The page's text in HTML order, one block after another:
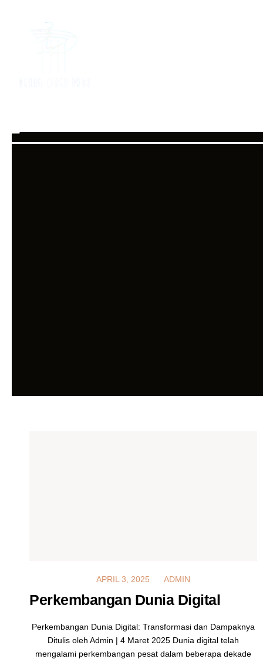
MARCH 4, 2025
APRIL 3, 2025 ADMIN
Perkembangan Dunia Digital
Perkembangan Dunia Digital: Transformasi dan Dampaknya
Ditulis oleh Admin | 4 Maret 2025 Dunia digital telah
mengalami perkembangan pesat dalam beberapa dekade